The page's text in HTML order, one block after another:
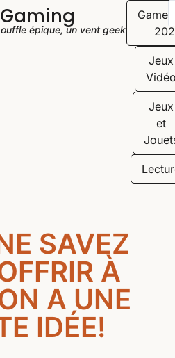
épique, un vent geek"
Jeux
Jeux
et
SAVEZ
À
A UNE
IDÉE!